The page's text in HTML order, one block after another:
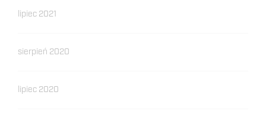
lipiec 2021
sierpień 2020
lipiec 2020